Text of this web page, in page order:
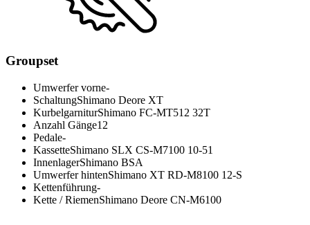
Groupset
Umwerfer vorne-
SchaltungShimano Deore XT
KurbelgarniturShimano FC-MT512 32T
Anzahl Gänge12
Pedale-
KassetteShimano SLX CS-M7100 10-51
InnenlagerShimano BSA
Umwerfer hintenShimano XT RD-M8100 12-S
Kettenführung-
Kette / RiemenShimano Deore CN-M6100